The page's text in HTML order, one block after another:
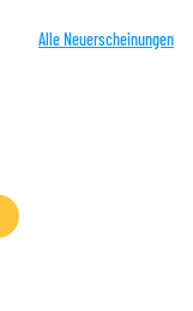
Alle Neuerscheinungen